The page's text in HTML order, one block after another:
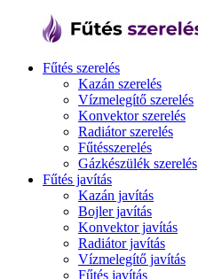
Fűtés szerelés
Kazán szerelés
Vízmelegítő szerelés
Konvektor szerelés
Radiátor szerelés
Fűtésszerelés
Gázkészülék szerelés
Fűtés javítás
Kazán javítás
Bojler javítás
Konvektor javítás
Radiátor javítás
Vízmelegítő javítás
Fűtés javítás